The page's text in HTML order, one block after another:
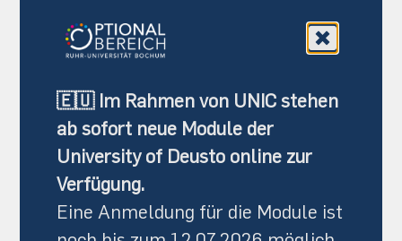
🇪🇺Im Rahmen von UNICstehen
ab sofort neue Module der
University of Deustoonline zur
Verfügung.
Eine Anmeldung für die Module ist